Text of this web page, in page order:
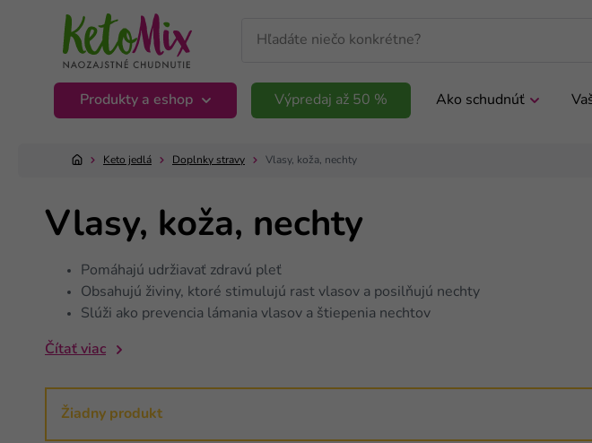
Produkty a eshop Výpredaj až 50 % Ako schudnúť
Keto jedlá Doplnky stravy Vlasy, koža, nechty
Vlasy, koža, nechty
Pomáhajú udržiavať zdravú pleť
Obsahujú živiny, ktoré stimulujú rast vlasov a posilňujú nechty
Slúži ako prevencia lámania vlasov a štiepenia nechtov
Čítať viac
Žiadny produkt